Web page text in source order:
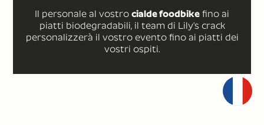
Il personale al vostro cialde foodbike fino ai
piatti biodegradabili, il team di Lily's crack
personalizzerà il vostro evento fino ai piatti dei
vostri ospiti.